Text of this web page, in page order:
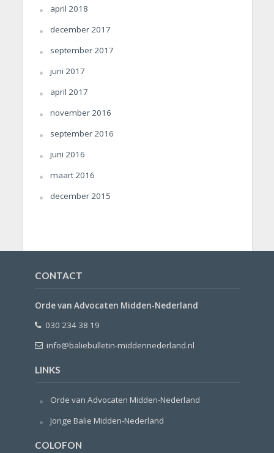
april 2018
december 2017
september 2017
juni 2017
april 2017
november 2016
september 2016
juni 2016
maart 2016
december 2015
CONTACT
Orde van Advocaten Midden-Nederland
030 234 38 19
info@baliebulletin-middennederland.nl
LINKS
Orde van Advocaten Midden-Nederland
Jonge Balie Midden-Nederland
COLOFON